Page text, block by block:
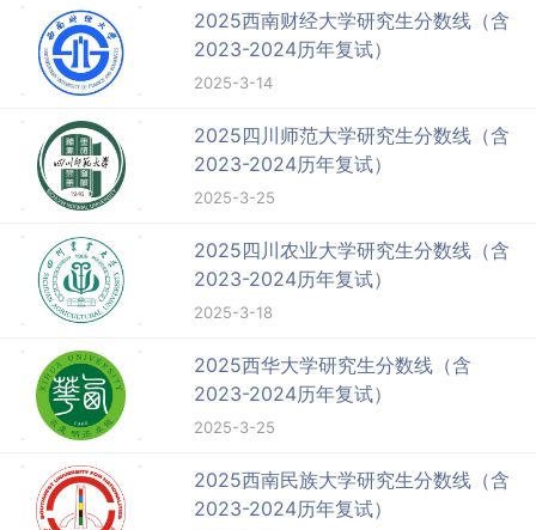
2025西南财经大学研究生分数线（含
2023-2024历年复试）
2025-3-14
2025四川师范大学研究生分数线（含
2023-2024历年复试）
2025-3-25
2025四川农业大学研究生分数线（含
2023-2024历年复试）
2025-3-18
2025西华大学研究生分数线（含
2023-2024历年复试）
2025-3-25
2025西南民族大学研究生分数线（含
2023-2024历年复试）